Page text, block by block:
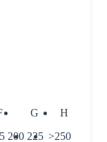
G
H
200 225 >250